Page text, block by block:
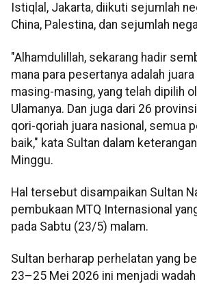
Istiqlal, Jakarta, diikuti sejumlah
China, Palestina, dan sejumlah
"Alhamdulillah, sekarang hadir
mana para pesertanya adalah
masing-masing, yang telah dipilih
Ulamanya. Dan juga dari 26
qori-qoriah juara nasional, semua
baik," kata Sultan dalam
Minggu.
Hal tersebut disampaikan Sultan
pembukaan MTQ Internasional
pada Sabtu (23/5) malam.
Sultan berharap perhelatan yang
23–25 Mei 2026 ini menjadi